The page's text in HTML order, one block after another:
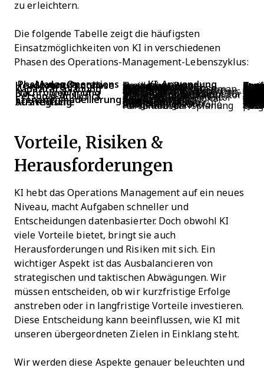
zu erleichtern.
Die folgende Tabelle zeigt die häufigsten
Einsatzmöglichkeiten von KI in verschiedenen
Phasen des Operations-Management-Lebenszyklus:
Phase des Operations Managements KI-Anwendung
Headcount-Prognose Treiberbasierter Headcount-Planer Prognostiziert
Nach Fluktuation angepasster Bedarfsplaner Bezieht
Leitplanken & Warnhinweise für rollierende Prognose Erkennt
Kapazitätsplanung Skill-Kapazitäts-Heatmap-Ersteller Stellt das aktuelle
Schicht- & Abdeckungsoptimierer Optimiert
Empfehlung Überstunden vs. Einstellung Zeigt auf, wann
Nachfolgeplanung Nachfolge-Shortlist-Generator Erstellt automatisch
Überwachungsmonitor für Schlüsselfunktionen Bewertet kontinuierlich
BereitschaftszeitsimulatorPrognostiziert die Zeit
Personal-Analytics Automatisiertes KPI-Planungspaket Erstellt ein
Kohorten-Drift-Detektor Findet
Abgleich von Personal- und Finanzdaten Stimmt HRIS-, ATS-
SzenarienmodellierungSelf-Service-Szenarienstudio Ermöglicht
Simulator für RIF-Auswirkungen Ermittelt Kapazitäts-,
Strategische Ausrichtung Optimierer der Standortstrategie Vergleicht
OKR-zu-Headcount-Abbildung Übersetzt strategische
Budget-Ausrichtungskontrolle Hält Headcount-Pläne
Personalbedarfsplanung für Initiativen Taktet
Vorteile, Risiken &
Herausforderungen
KI hebt das Operations Management auf ein neues
Niveau, macht Aufgaben schneller und
Entscheidungen datenbasierter. Doch obwohl KI
viele Vorteile bietet, bringt sie auch
Herausforderungen und Risiken mit sich. Ein
wichtiger Aspekt ist das Ausbalancieren von
strategischen und taktischen Abwägungen. Wir
müssen entscheiden, ob wir kurzfristige Erfolge
anstreben oder in langfristige Vorteile investieren.
Diese Entscheidung kann beeinflussen, wie KI mit
unseren übergeordneten Zielen in Einklang steht.
Wir werden diese Aspekte genauer beleuchten und